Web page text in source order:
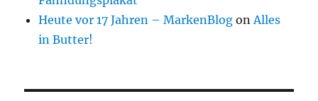
Heute vor 17 Jahren – MarkenBlog onAlles
in Butter!